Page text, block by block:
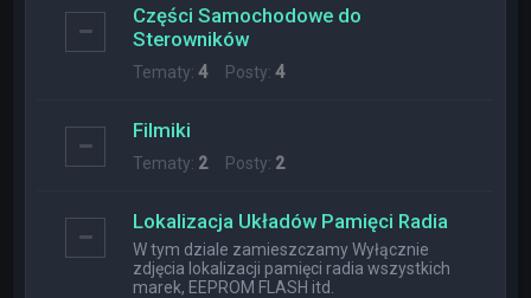
Części Samochodowe do
Sterowników
Tematy:4Posty:4
Filmiki
Tematy: 2Posty: 2
Lokalizacja Układów Pamięci Radia
W tym dziale zamieszczamy Wyłącznie
zdjęcia lokalizacji pamięci radia wszystkich
marek, EEPROM FLASH itd.